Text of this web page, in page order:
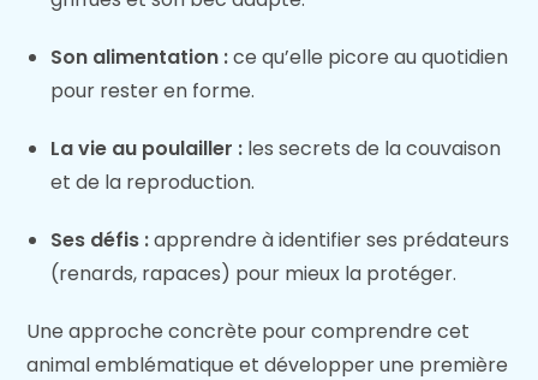
Son alimentation :ce qu’elle picore au quotidien
pour rester en forme.
La vie au poulailler : les secrets de la couvaison
et de la reproduction.
Ses défis :apprendre à identifier ses prédateurs
(renards, rapaces) pour mieux la protéger.
Une approche concrète pour comprendre cet
animal emblématique et développer une première